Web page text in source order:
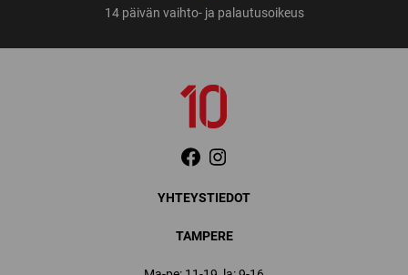
14 päivän vaihto- ja palautusoikeus
YHTEYSTIEDOT
TAMPERE